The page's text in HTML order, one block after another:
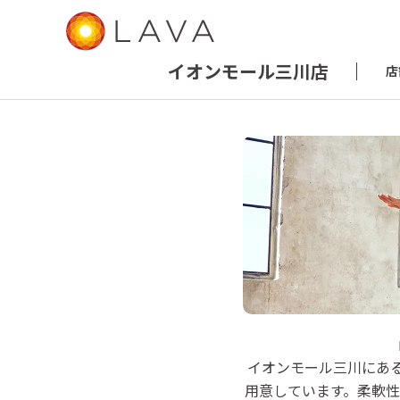
イオンモール三川店
LAVA イオ
ホットヨ
イオンモール三川にあ
用意しています。柔軟